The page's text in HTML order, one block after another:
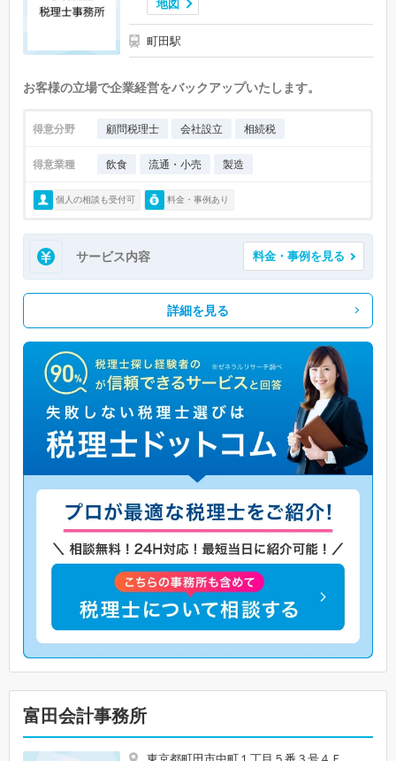
地図
町田駅
お客様の立場で企業経営をバックアップいたします。
得意分野 顧問税理士 会社設立 相続税
得意業種 飲食 流通・小売 製造
個人の相談も受付可 料金・事例あり
サービス内容 料金・事例を見る
詳細を見る
富田会計事務所